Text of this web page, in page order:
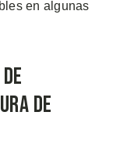
en algunas
de